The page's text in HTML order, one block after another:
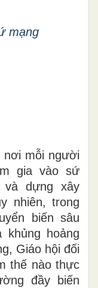
mạng
nơi mỗi người
gia vào sứ
và dựng xây
nhiên, trong
biến sâu
hoảng
Giáo hội đối
thế nào thực
đầy biến